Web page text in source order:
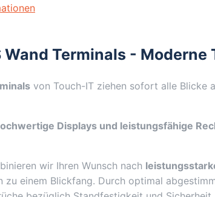
Wand Terminals -
von Touch-IT ziehen sofort alle Blicke
Displays und leistungsfähige
wir Ihren Wunsch nach
zu einem Blickfang. Durch optimal